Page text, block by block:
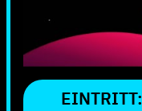
EINTRITT: